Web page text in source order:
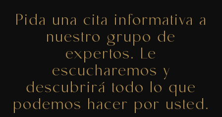
Pida una cita informativa a
nuestro grupo de
expertos. Le
escucharemos y
descubrirá todo lo que
podemos hacer por usted.